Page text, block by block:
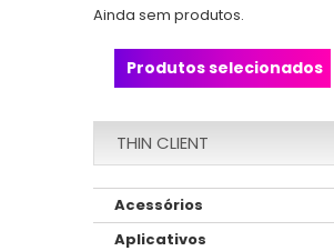
Ainda sem produtos.
Produtos selecionados
THIN CLIENT
Acessórios
Aplicativos